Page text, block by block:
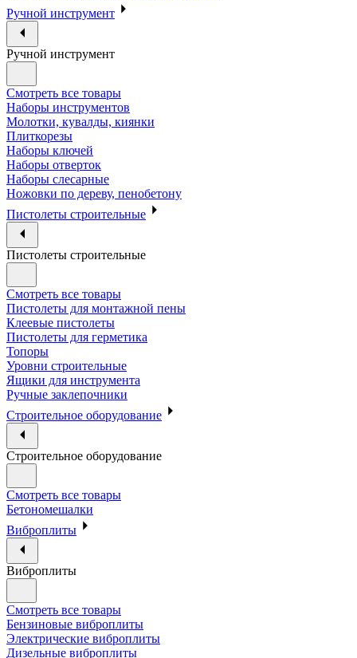
Ручной инструмент
Ручной инструмент
Смотреть все товары
Наборы инструментов
Молотки, кувалды, киянки
Плиткорезы
Наборы ключей
Наборы отверток
Наборы слесарные
Ножовки по дереву, пенобетону
Пистолеты строительные
Пистолеты строительные
Смотреть все товары
Пистолеты для монтажной пены
Клеевые пистолеты
Пистолеты для герметика
Топоры
Уровни строительные
Ящики для инструмента
Ручные заклепочники
Строительное оборудование
Строительное оборудование
Смотреть все товары
Бетономешалки
Виброплиты
Виброплиты
Смотреть все товары
Бензиновые виброплиты
Электрические виброплиты
Дизельные виброплиты